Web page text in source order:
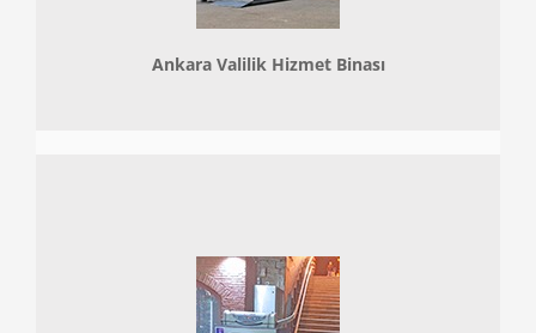
Ankara Valilik Hizmet Binası